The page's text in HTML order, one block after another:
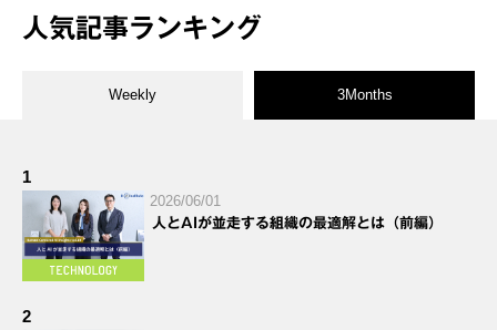
人気記事ランキング
Weekly 3Months
1
2026/06/01
人とAIが並走する組織の最適解とは（前編）
2